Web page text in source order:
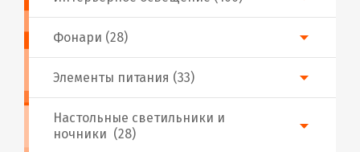
Фонари (28)
Настольные светильники и
ночники (28)
Элементы питания (33)